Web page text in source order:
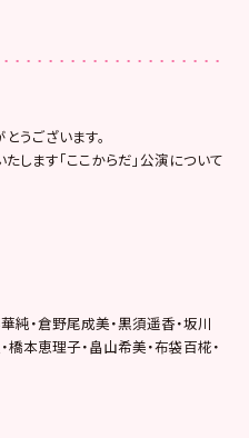
うございます。
します「ここからだ」公演について
純・倉野尾成美・黒須遥香・坂川
橋本恵理子・畠山希美・布袋百椛・